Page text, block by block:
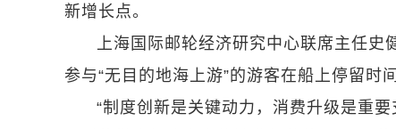
新增长点。
上海国际邮轮经济研究中心联席主任史
参与“无目的地海上游”的游客在船上停留时
“制度创新是关键动力，消费升级是重